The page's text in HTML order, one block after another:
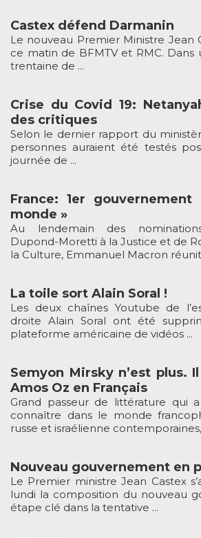
Castex défend Darmanin
Le nouveau Premier Ministre Jean
ce matin de BFMTV et RMC. Dans
trentaine de ...
Crise du Covid 19:
des critiques
Selon le dernier rapport du
personnes auraient été testés
journée de ...
France: 1er
monde »
Au lendemain des
Dupond-Moretti à la Justice et de
la Culture, Emmanuel Macron réunit
La toile sort Alain Soral !
Les deux chaînes Youtube de
droite Alain Soral ont été
plateforme américaine de vidéos ...
Semyon Mirsky n’est plus.
Amos Oz en Français
Grand passeur de littérature qui
connaître dans le monde
russe et israélienne contemporaines,
Nouveau gouvernement en
Le Premier ministre Jean Castex
lundi la composition du nouveau
étape clé dans la tentative ...